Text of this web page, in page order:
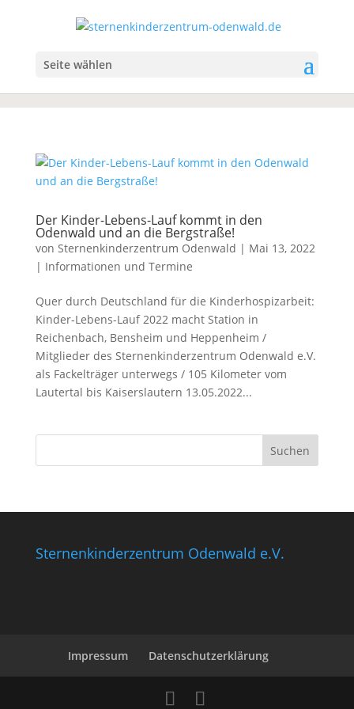
Seite wählen
Der Kinder-Lebens-Lauf kommt in den
Odenwald und an die Bergstraße!
von Sternenkinderzentrum Odenwald | Mai 13, 2022
| Informationen und Termine
Quer durch Deutschland für die Kinderhospizarbeit:
Kinder-Lebens-Lauf 2022 macht Station in
Reichenbach, Bensheim und Heppenheim /
Mitglieder des Sternenkinderzentrum Odenwald e.V.
als Fackelträger unterwegs / 105 Kilometer vom
Lautertal bis Kaiserslautern 13.05.2022...
Sternenkinderzentrum Odenwald e.V.
Impressum Datenschutzerklärung